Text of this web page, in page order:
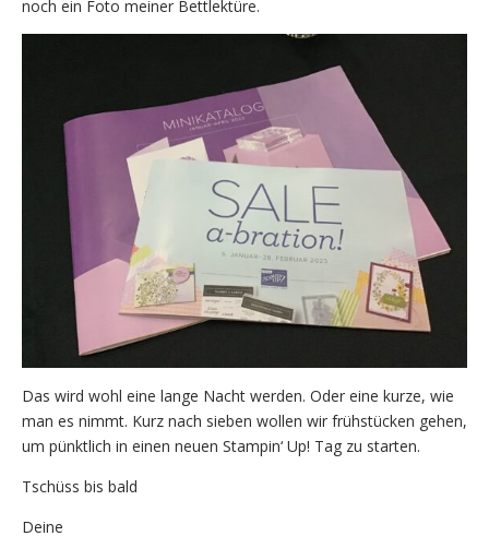
noch ein Foto meiner Bettlektüre.
Das wird wohl eine lange Nacht werden. Oder eine kurze, wie
man es nimmt. Kurz nach sieben wollen wir frühstücken gehen,
um pünktlich in einen neuen Stampin‘ Up! Tag zu starten.
Tschüss bis bald
Deine